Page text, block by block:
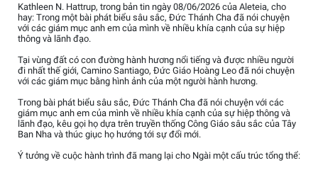
Kathleen N. Hattrup, trong bản tin ngày 08/06/2026 của Aleteia, cho
hay: Trong một bài phát biểu sâu sắc, Đức Thánh Cha đã nói chuyện
với các giám mục anh em của mình về nhiều khía cạnh của sự hiệp
thông và lãnh đạo.
Tại vùng đất có con đường hành hương nổi tiếng và được nhiều người
đi nhất thế giới, Camino Santiago, Đức Giáo Hoàng Leo đã nói chuyện
với các giám mục bằng hình ảnh của một người hành hương.
Trong bài phát biểu sâu sắc, Đức Thánh Cha đã nói chuyện với các
giám mục anh em của mình về nhiều khía cạnh của sự hiệp thông và
lãnh đạo, kêu gọi họ dựa trên truyền thống Công Giáo sâu sắc của Tây
Ban Nha và thúc giục họ hướng tới sự đổi mới.
Ý tưởng về cuộc hành trình đã mang lại cho Ngài một cấu trúc tổng thể: